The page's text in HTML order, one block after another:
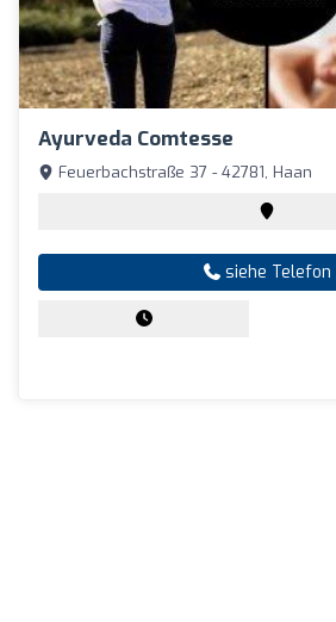
Ayurveda Comtesse
Feuerbachstraße 37 - 42781, Haan
siehe Telefon